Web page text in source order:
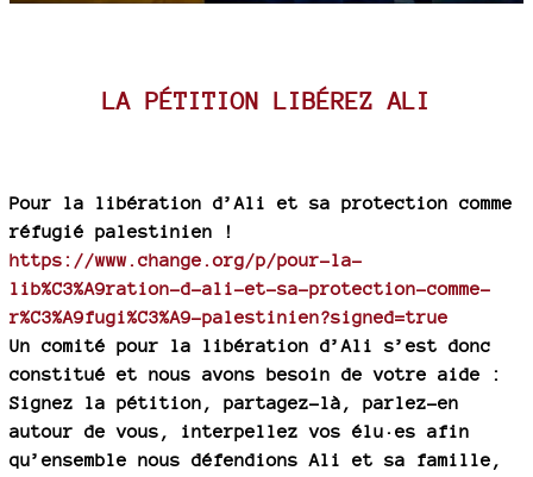
LA PÉTITION LIBÉREZ ALI
Pour la libération d’Ali et sa protection comme
réfugié palestinien !
https://www.change.org/p/pour-la-
lib%C3%A9ration-d-ali-et-sa-protection-comme-
r%C3%A9fugi%C3%A9-palestinien?signed=true
Un comité pour la libération d’Ali s’est donc
constitué et nous avons besoin de votre aide :
Signez la pétition, partagez-là, parlez-en
autour de vous, interpellez vos élu·es afin
qu’ensemble nous défendions Ali et sa famille,